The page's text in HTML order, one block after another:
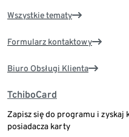
Wszystkie tematy
Formularz kontaktowy
Biuro Obsługi Klienta
TchiboCard
Zapisz się do programu i zyskaj
posiadacza karty